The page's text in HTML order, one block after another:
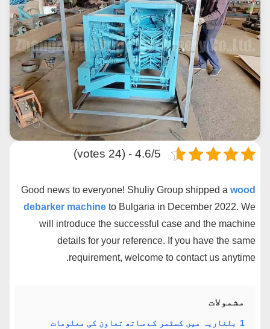
4.6/5 - (24 votes)
Good news to everyone! Shuliy Group shipped a wood
debarker machine to Bulgaria in December 2022. We
will introduce the successful case and the machine
details for your reference. If you have the same
requirement, welcome to contact us anytime.
مشمولات
1
بلغاریہ میں کسٹمر کے ساتھ تعاون کی معلومات